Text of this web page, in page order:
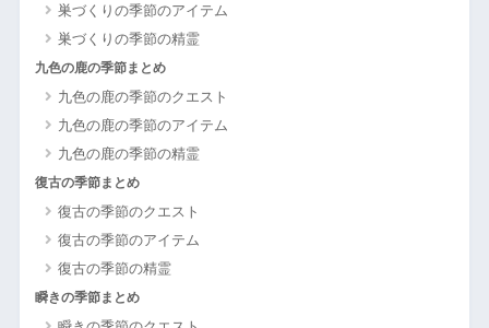
巣づくりの季節のアイテム
巣づくりの季節の精霊
九色の鹿の季節まとめ
九色の鹿の季節のクエスト
九色の鹿の季節のアイテム
九色の鹿の季節の精霊
復古の季節まとめ
復古の季節のクエスト
復古の季節のアイテム
復古の季節の精霊
瞬きの季節まとめ